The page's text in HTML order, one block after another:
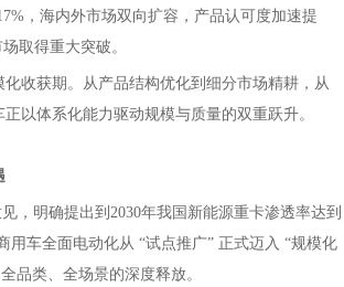
，海内外市场双向扩容，产品认可度加速提
取得重大突破。
收获期。从产品结构优化到细分市场精耕，从
以体系化能力驱动规模与质量的双重跃升。
，明确提出到2030年我国新能源重卡渗透率达到
用车全面电动化从 “试点推广” 正式迈入 “规模化
品类、全场景的深度释放。